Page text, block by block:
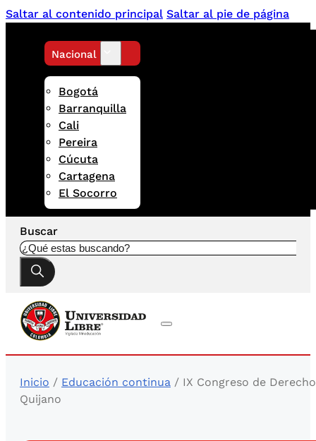
Saltar al contenido principal Saltar al pie de página
Nacional
Bogotá
Barranquilla
Cali
Pereira
Cúcuta
Cartagena
El Socorro
Buscar
Inicio / Educación continua / IX Congreso de
Quijano